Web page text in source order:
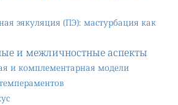
эякуляция (ПЭ): мастурбация как
и межличностные аспекты
и комплементарная модели